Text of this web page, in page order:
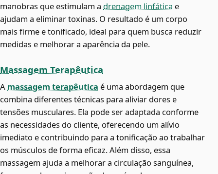
manobras que estimulam a drenagem linfática e
ajudam a eliminar toxinas. O resultado é um corpo
mais firme e tonificado, ideal para quem busca reduzir
medidas e melhorar a aparência da pele.
Massagem Terapêutica
A massagem terapêutica é uma abordagem que
combina diferentes técnicas para aliviar dores e
tensões musculares. Ela pode ser adaptada conforme
as necessidades do cliente, oferecendo um alívio
imediato e contribuindo para a tonificação ao trabalhar
os músculos de forma eficaz. Além disso, essa
massagem ajuda a melhorar a circulação sanguínea,